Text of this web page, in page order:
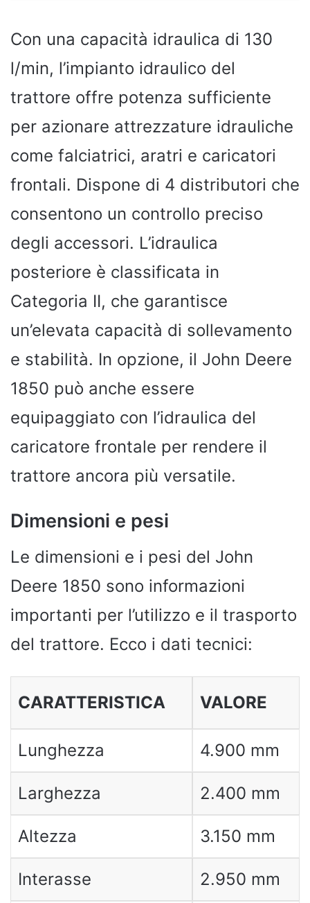
Con una capacità idraulica di 130
l/min, l’impianto idraulico del
trattore offre potenza sufficiente
per azionare attrezzature idrauliche
come falciatrici, aratri e caricatori
frontali. Dispone di 4 distributori che
consentono un controllo preciso
degli accessori. L’idraulica
posteriore è classificata in
Categoria II, che garantisce
un’elevata capacità di sollevamento
e stabilità. In opzione, il John Deere
1850 può anche essere
equipaggiato con l’idraulica del
caricatore frontale per rendere il
trattore ancora più versatile.
Dimensioni e pesi
Le dimensioni e i pesi del John
Deere 1850 sono informazioni
importanti per l’utilizzo e il trasporto
del trattore. Ecco i dati tecnici:
CARATTERISTICA VALORE
Lunghezza 4.900 mm
Larghezza 2.400 mm
Altezza 3.150 mm
Interasse 2.950 mm